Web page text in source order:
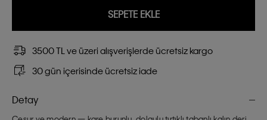
SEPETE EKLE
3500 TL ve üzeri alışverişlerde ücretsiz kargo
30 gün içerisinde ücretsiz iade
Detay